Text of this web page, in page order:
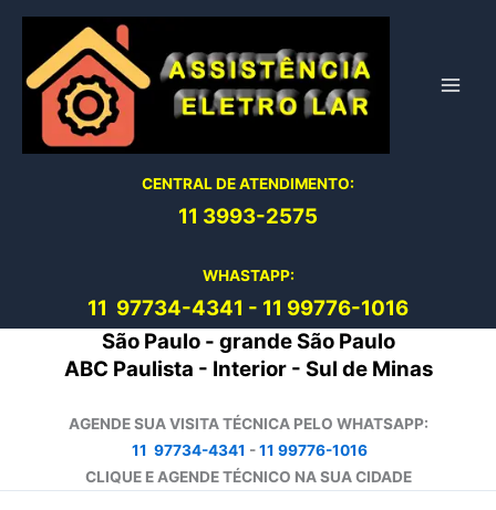
conteúdo
CENTRAL DE ATENDIMENTO:
11 3993-2575
WHASTAPP:
11 97734-4341 - 11 99776-1016
São Paulo - grande São Paulo
ABC Paulista - Interior - Sul de Minas
AGENDE SUA VISITA TÉCNICA PELO WHATSAPP:
11 97734-4341 -11 99776-1016
CLIQUE E AGENDE TÉCNICO NA SUA CIDADE